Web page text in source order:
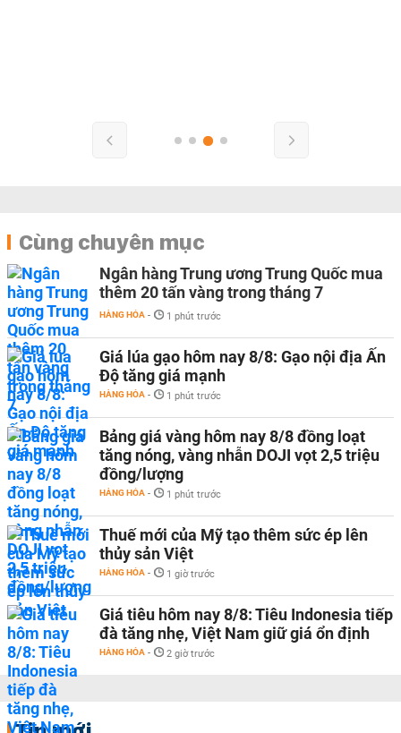
Cùng chuyên mục
Ngân hàng Trung ương Trung Quốc mua
thêm 20 tấn vàng trong tháng 7
HÀNG HÓA - 1 phút trước
Giá lúa gạo hôm nay 8/8: Gạo nội địa Ấn
Độ tăng giá mạnh
HÀNG HÓA - 1 phút trước
Bảng giá vàng hôm nay 8/8 đồng loạt
tăng nóng, vàng nhẫn DOJI vọt 2,5 triệu
đồng/lượng
HÀNG HÓA - 1 phút trước
Thuế mới của Mỹ tạo thêm sức ép lên
thủy sản Việt
HÀNG HÓA - 1 giờ trước
Giá tiêu hôm nay 8/8: Tiêu Indonesia tiếp
đà tăng nhẹ, Việt Nam giữ giá ổn định
HÀNG HÓA - 2 giờ trước